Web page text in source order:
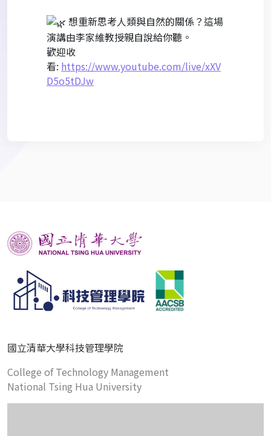
想重新思考人類與自然的關係？這場
演講由李家維教授親自說給你聽。
歡迎收
看: https://www.youtube.com/live/xXV
D5o5tDJw
國立清華大學科技管理學院
College of Technology Management
National Tsing Hua University